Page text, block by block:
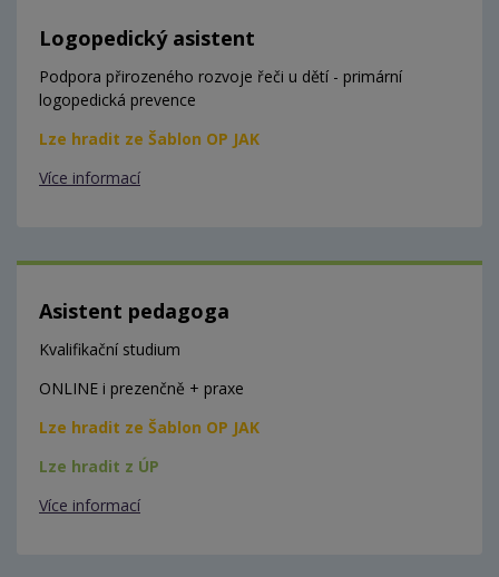
Logopedický asistent
Podpora přirozeného rozvoje řeči u dětí - primární
logopedická prevence
Lze hradit ze Šablon OP JAK
Více informací
Asistent pedagoga
Kvalifikační studium
ONLINE i prezenčně + praxe
Lze hradit ze Šablon OP JAK
Lze hradit z ÚP
Více informací